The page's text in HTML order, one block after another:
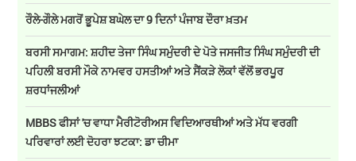
ਰੌਲੇ-ਗੌਲੇ ਮਗਰੋਂ ਭੂਪੇਸ਼ ਬਘੇਲ ਦਾ 9 ਦਿਨਾਂ ਪੰਜਾਬ ਦੌਰਾ ਖ਼ਤਮ
ਬਰਸੀ ਸਮਾਗਮ: ਸ਼ਹੀਦ ਤੇਜਾ ਸਿੰਘ ਸਮੁੰਦਰੀ ਦੇ ਪੋਤੇ ਜਸਜੀਤ ਸਿੰਘ ਸਮੁੰਦਰੀ ਦੀ
ਪਹਿਲੀ ਬਰਸੀ ਮੌਕੇ ਨਾਮਵਰ ਹਸਤੀਆਂ ਅਤੇ ਸੈਂਕੜੇ ਲੋਕਾਂ ਵੱਲੋਂ ਭਰਪੂਰ
ਸ਼ਰਧਾਂਜਲੀਆਂ
MBBS ਫੀਸਾਂ 'ਚ ਵਾਧਾ ਮੈਰੀਟੋਰੀਅਸ ਵਿਦਿਆਰਥੀਆਂ ਅਤੇ ਮੱਧ ਵਰਗੀ
ਪਰਿਵਾਰਾਂ ਲਈ ਦੋਹਰਾ ਝਟਕਾ: ਡਾ ਚੀਮਾ